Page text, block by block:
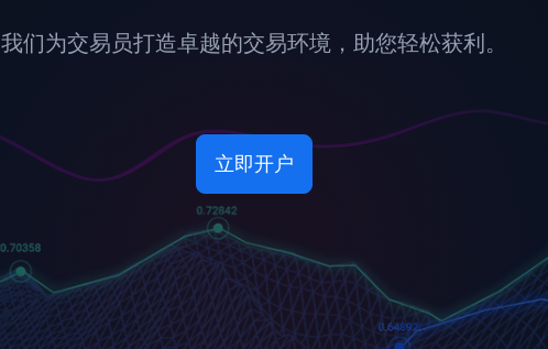
我们为交易员打造卓越的交易环境，助您轻松获利。
立即开户